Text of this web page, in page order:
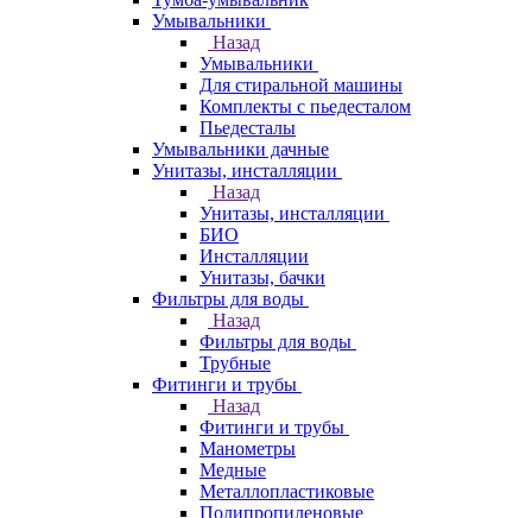
Умывальники
Назад
Умывальники
Для стиральной машины
Комплекты с пьедесталом
Пьедесталы
Умывальники дачные
Унитазы, инсталляции
Назад
Унитазы, инсталляции
БИО
Инсталляции
Унитазы, бачки
Фильтры для воды
Назад
Фильтры для воды
Трубные
Фитинги и трубы
Назад
Фитинги и трубы
Манометры
Медные
Металлопластиковые
Полипропиленовые